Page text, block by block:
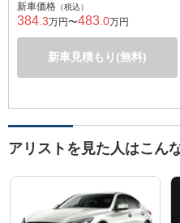
新車価格 （税込）
384 .3万円〜483 .0万円
新車見積もり(無料)
アリストを見た人はこん